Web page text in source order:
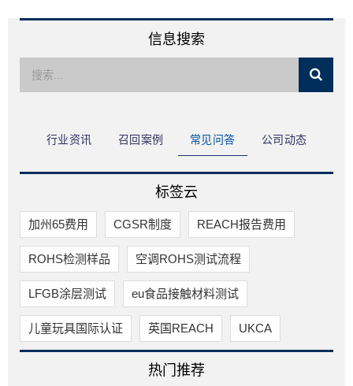
信息搜索
行业资讯 召回案例 常见问答 公司动态
标签云
加州65费用 CGSR制度 REACH报告费用
ROHS检测样品 空调ROHS测试流程
LFGB涂层测试 eu食品接触材料测试
儿童玩具国际认证 英国REACH UKCA
热门推荐